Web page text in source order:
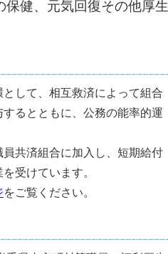
健、元気回復その他厚生
して、相互救済によって組合
るとともに、公務の能率的運
共済組合に加入し、短期給付
受けています。
をご覧ください。